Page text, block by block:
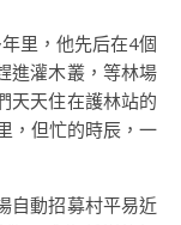
里，他先后在4個
進灌木叢，等林場
天天住在護林站的
，但忙的時辰，一
自動招募村平易近